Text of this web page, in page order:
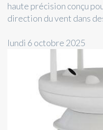
haute précision conçu
direction du vent dans
lundi 6 octobre 2025